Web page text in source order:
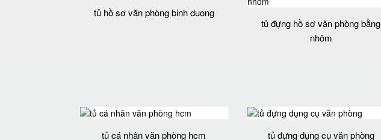
tủ hồ sơ văn phòng binh duong
tủ đựng hồ sơ văn phòng bằng
nhôm
tủ cá nhân văn phòng hcm tủ đựng dụng cụ văn phòng